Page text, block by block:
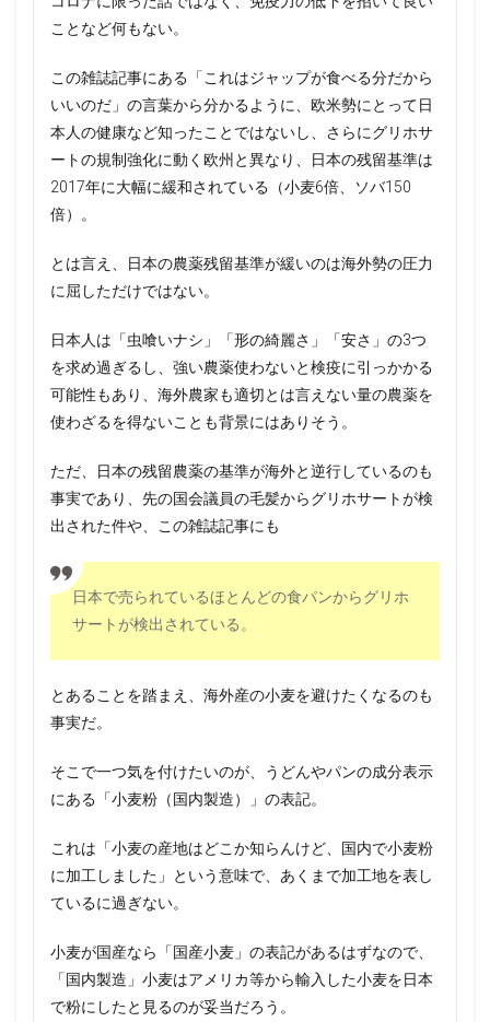
ことなど何もない。
この雑誌記事にある「これはジャップが食べる分だから
いいのだ」の言葉から分かるように、欧米勢にとって日
本人の健康など知ったことではないし、さらにグリホサ
ートの規制強化に動く欧州と異なり、日本の残留基準は
2017年に大幅に緩和されている（小麦6倍、ソバ150
倍）。
とは言え、日本の農薬残留基準が緩いのは海外勢の圧力
に屈しただけではない。
日本人は「虫喰いナシ」「形の綺麗さ」「安さ」の3つ
を求め過ぎるし、強い農薬使わないと検疫に引っかかる
可能性もあり、海外農家も適切とは言えない量の農薬を
使わざるを得ないことも背景にはありそう。
ただ、日本の残留農薬の基準が海外と逆行しているのも
事実であり、先の国会議員の毛髪からグリホサートが検
出された件や、この雑誌記事にも
日本で売られているほとんどの食パンからグリホ
サートが検出されている。
とあることを踏まえ、海外産の小麦を避けたくなるのも
事実だ。
そこで一つ気を付けたいのが、うどんやパンの成分表示
にある「小麦粉（国内製造）」の表記。
これは「小麦の産地はどこか知らんけど、国内で小麦粉
に加工しました」という意味で、あくまで加工地を表し
ているに過ぎない。
小麦が国産なら「国産小麦」の表記があるはずなので、
「国内製造」小麦はアメリカ等から輸入した小麦を日本
で粉にしたと見るのが妥当だろう。